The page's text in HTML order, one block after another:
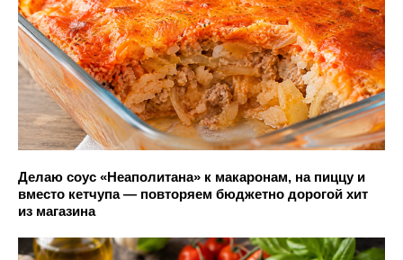
Делаю соус «Неаполитана» к макаронам, на пиццу и
вместо кетчупа — повторяем бюджетно дорогой хит
из магазина